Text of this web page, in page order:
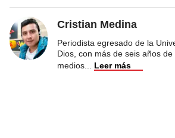
Cristian Medina
Periodista egresado de la
Dios, con más de seis años
medios
Leer más